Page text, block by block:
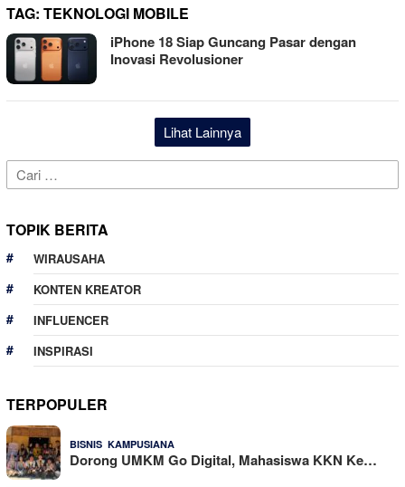
TAG: TEKNOLOGI MOBILE
iPhone 18 Siap Guncang Pasar dengan
Inovasi Revolusioner
Lihat Lainnya
Cari
untuk:
TOPIK BERITA
WIRAUSAHA
KONTEN KREATOR
INFLUENCER
INSPIRASI
TERPOPULER
BISNIS KAMPUSIANA
Dorong UMKM Go Digital, Mahasiswa KKN Ke…